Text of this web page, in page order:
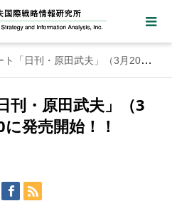
・原田武夫」（3月20日号） 11:30に発売開始！！
・原田武夫」（3
発売開始！！